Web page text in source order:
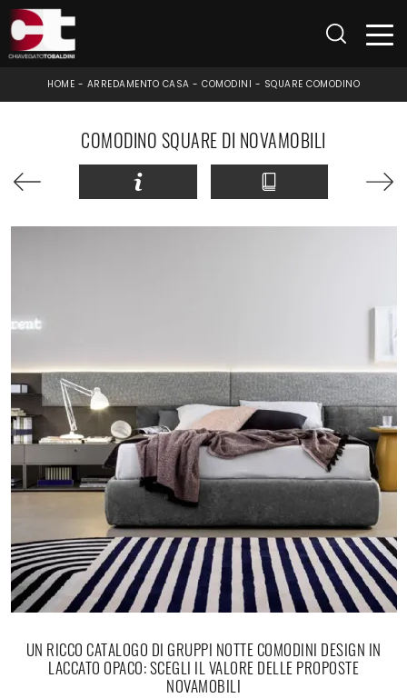
HOME - ARREDAMENTO CASA - COMODINI - SQUARE COMODINO
COMODINO SQUARE DI NOVAMOBILI
UN RICCO CATALOGO DI GRUPPI NOTTE COMODINI DESIGN IN
LACCATO OPACO: SCEGLI IL VALORE DELLE PROPOSTE
NOVAMOBILI